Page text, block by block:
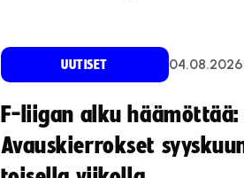
UUTISET 04.08.2026
F-liigan alku häämöttää:
Avauskierrokset